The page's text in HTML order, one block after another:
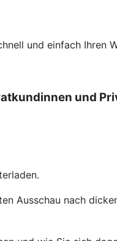
und einfach Ihren
und